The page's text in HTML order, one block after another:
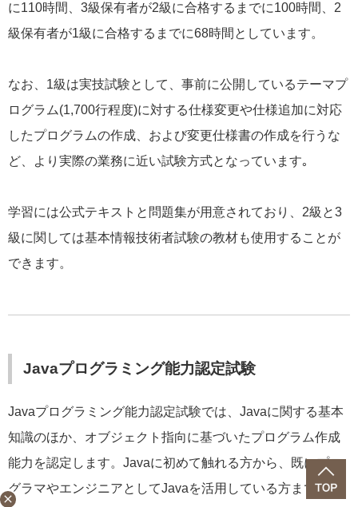
に110時間、3級保有者が2級に合格するまでに100時間、2
級保有者が1級に合格するまでに68時間としています。
なお、1級は実技試験として、事前に公開しているテーマプ
ログラム(1,700行程度)に対する仕様変更や仕様追加に対応
したプログラムの作成、および変更仕様書の作成を行うな
ど、より実際の業務に近い試験方式となっています｡
学習には公式テキストと問題集が用意されており、2級と3
級に関しては基本情報技術者試験の教材も使用することが
できます。
Javaプログラミング能力認定試験
Javaプログラミング能力認定試験では、Javaに関する基本
知識のほか、オブジェクト指向に基づいたプログラム作成
能力を認定します。Javaに初めて触れる方から、既にプロ
グラマやエンジニアとしてJavaを活用している方まで多く
close